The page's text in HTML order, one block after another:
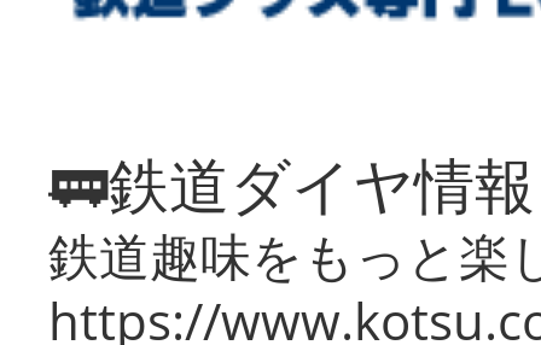
🚃鉄道ダイヤ情
鉄道趣味をもっと楽
https://